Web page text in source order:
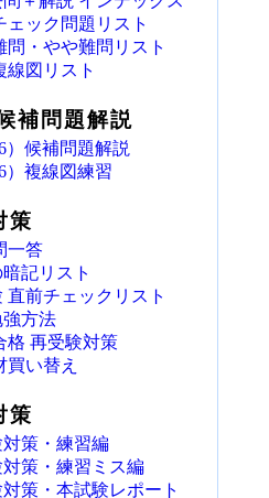
ェック問題リスト
問・やや難問リスト
線図リスト
補問題解説
）候補問題解説
）複線図練習
策
一答
記リスト
直前チェックリスト
方法
格 再受験対策
買い替え
策
策・練習編
策・練習ミス編
策・本試験レポート